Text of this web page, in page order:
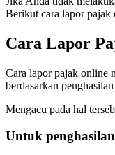
Berikut cara lapor pajak
Cara Lapor
Cara lapor pajak online
berdasarkan
Mengacu pada hal
Untuk